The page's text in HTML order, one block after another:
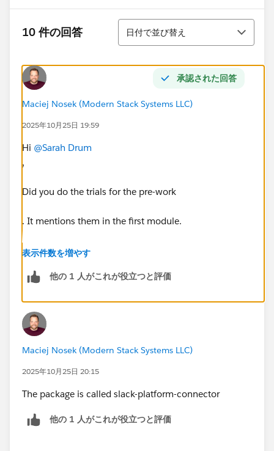
10 件の回答
並び替え
日付で並び替え
承認された回答
Maciej Nosek (Modern Stack Systems LLC)
2025年10月25日 19:59
Hi @Sarah Drum
,
Did you do the trials for the pre-work
. It mentions them in the first module.
You need to download the Slack Managed Package.
Then, from the agent builder, you need to set up the
表示件数を増やす
他の 1 人がこれが役立つと評価
Maciej Nosek (Modern Stack Systems LLC)
2025年10月25日 20:15
The package is called slack-platform-connector
他の 1 人がこれが役立つと評価